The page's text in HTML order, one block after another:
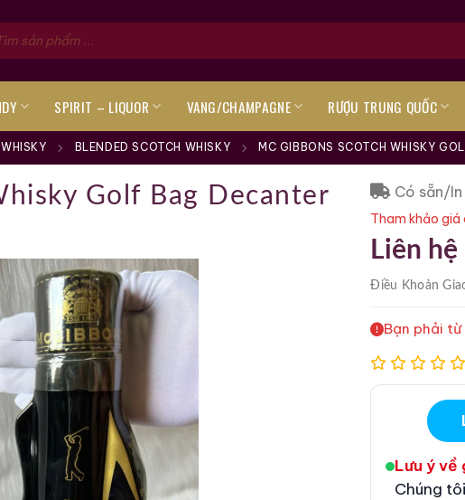
SPIRIT – LIQUOR VANG/CHAMPAGNE RƯỢU TRUNG QUỐC
WHISKY BLENDED SCOTCH WHISKY MC GIBBONS SCOTCH WHISKY
Golf Bag Decanter
Có sẵn/
Tham khảo
Liên hệ
Điều Khoản
Bạn phải
Lưu ý về
Chúng